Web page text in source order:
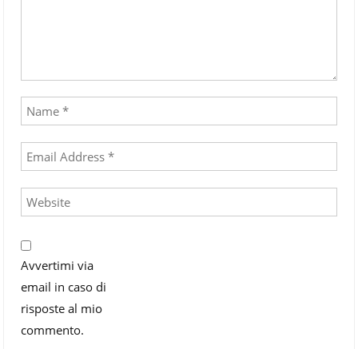
Avvertimi via
email in caso di
risposte al mio
commento.